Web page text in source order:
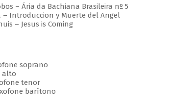
– Ária da Bachiana Brasileira nº 5
y Muerte del Angel
– Jesus is Coming
soprano
alto
tenor
barítono